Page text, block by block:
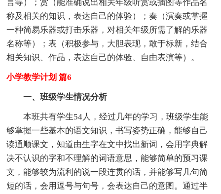
言等）；赏（能准确说出相关年级听赏或插图等作品名
称及相关的知识，表达自己的体验）；奏（演奏或掌握
一种简易乐器或打击乐器，对相关年级所需了解的乐器
名称等）；表（积极参与，大胆表现，敢于标新，结合
相关知识、作品，表达自己的体验、自由表演等）。
小学教学计划 篇6
一、班级学生情况分析
本班共有学生54人，经过几年的学习，班级学生能
够掌握一些基本的语文知识，书写姿势正确，能够自己
读通顺课文，知道由生字在文中找出新词，会用字典解
决不认识的字和不理解的词语意思，能够简单的预习课
文，能够较为流利的说一段连贯的话，并能够写几句简
短的话，会用逗号与句号，会表达自己的意图。通过半